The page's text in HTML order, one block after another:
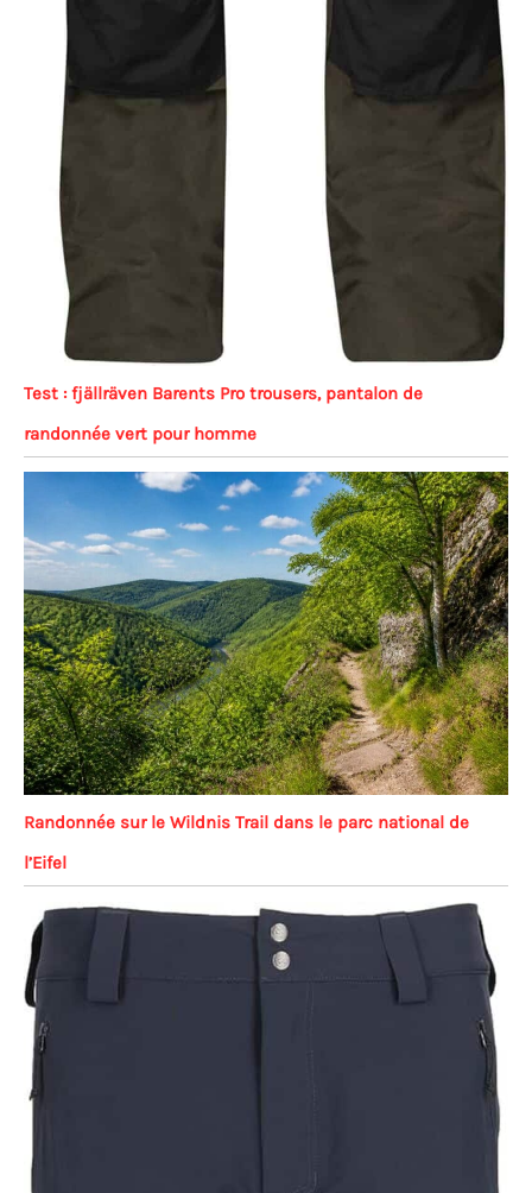
Test : fjällräven Barents Pro trousers, pantalon de
randonnée vert pour homme
Randonnée sur le Wildnis Trail dans le parc national de
l’Eifel